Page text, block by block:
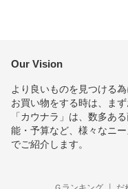
Our Vision
より良いものを見つける為
お買い物をする時は、ま
「カウナラ」は、数多あ
能・予算など、様々なニ
でご紹介します。